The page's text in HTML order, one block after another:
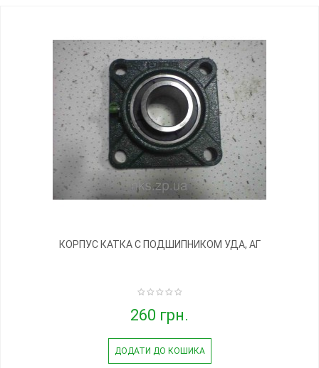
КОРПУС КАТКА С ПОДШИПНИКОМ УДА, АГ
260 грн.
ДОДАТИ ДО КОШИКА